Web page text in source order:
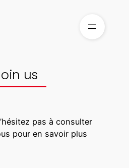
us
pas à consulter
pour en savoir plus